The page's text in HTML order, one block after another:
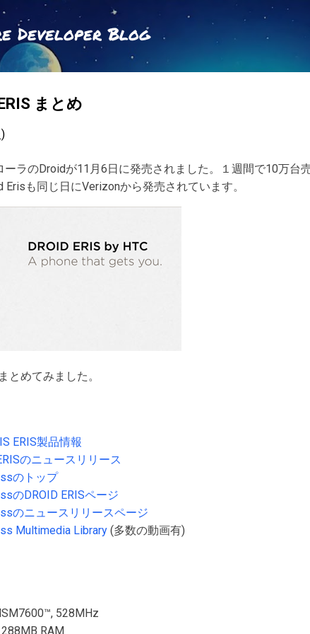
スキップしてメイン コンテンツに移動
Developer Blog
まとめ
ーラのDroidが11月6日に発売されました。１週間で10万台
Erisも同じ日にVerizonから発売されています。
とめてみました。
ERIS製品情報
のニュースリリース
のトップ
のDROID ERISページ
のニュースリリースページ
Multimedia Library (多数の動画有)
528MHz
RAM